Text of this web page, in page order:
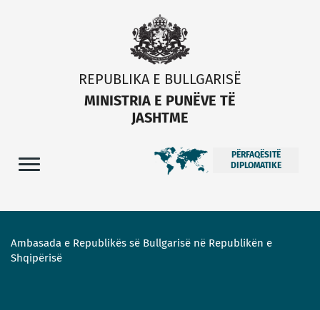
REPUBLIKA E BULLGARISË
MINISTRIA E PUNËVE TË
JASHTME
PËRFAQËSITË
DIPLOMATIKE
Ambasada e Republikës së Bullgarisë në Republikën e
Shqipërisë